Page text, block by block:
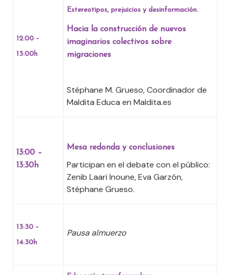
12:00 –
13:00h
Estereotipos, prejuicios y desinformación.
Hacia la construcción de nuevos
imaginarios colectivos sobre
migraciones
Stéphane M. Grueso, Coordinador de
Maldita Educa en Maldita.es
13:00 –
13:30h
Mesa redonda y conclusiones
Participan en el debate con el público:
Zenib Laari Inoune, Eva Garzón,
Stéphane Grueso.
13:30 –
14:30h
Pausa almuerzo